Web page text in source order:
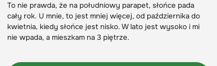
To nie prawda, że na południowy parapet, słońce pada
cały rok. U mnie, to jest mniej więcej, od października do
kwietnia, kiedy słońce jest nisko. W lato jest wysoko i mi
nie wpada, a mieszkam na 3 piętrze.